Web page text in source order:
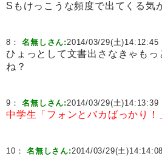
Sもけっこうな頻度で出てくる気
8：名無しさん:2014/03/29(土)14:12:45
ひょっとして文書出さなきゃもっ
ね？
9：名無しさん:2014/03/29(土)14:13:39
中学生「フォンとバカばっかり！
10：名無しさん:2014/03/29(土